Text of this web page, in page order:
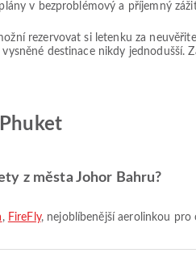
v bezproblémový a příjemný
rezervovat si letenku za
destinace nikdy jednodušší.
z města Johor Bahru?
, FireFly, nejoblíbenější aerolinkou